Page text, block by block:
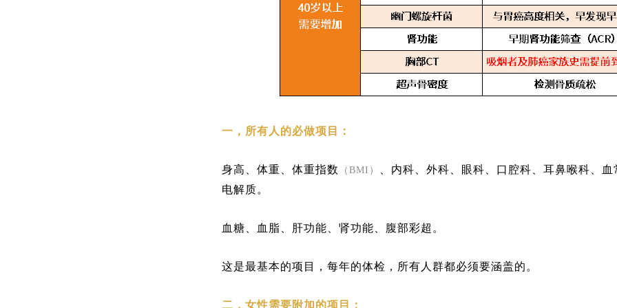
一，所有人的必做项目：
身高、体重、体重指数 （BMI）
、内科、外科、眼科、口腔科、耳鼻喉科、血
电解质。
血糖、血脂、肝功能、肾功能、腹部彩超。
这是最基本的项目，每年的体检，所有人群都必须要涵盖的。
二，女性需要附加的项目：